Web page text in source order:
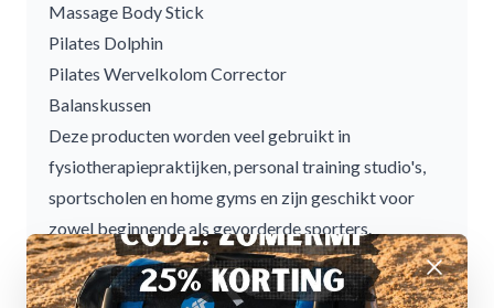
Massage Body Stick
Pilates Dolphin
Pilates Wervelkolom Corrector
Balanskussen
Deze producten worden veel gebruikt in
fysiotherapiepraktijken, personal training studio's,
sportscholen en home gyms en zijn geschikt voor
zowel beginnende als gevorderde sporters.
Profiteer van onze Foamroller XL aanbieding
Op zoek naar een voordelige oplossing voor
Afwijzen